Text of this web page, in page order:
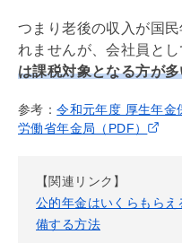
つまり老後の収入が国
れませんが、会社員とし
は課税対象となる方が
参考：令和元年度 厚生年金
労働省年金局（PDF）
【関連リンク】
公的年金はいくらもら
備する方法